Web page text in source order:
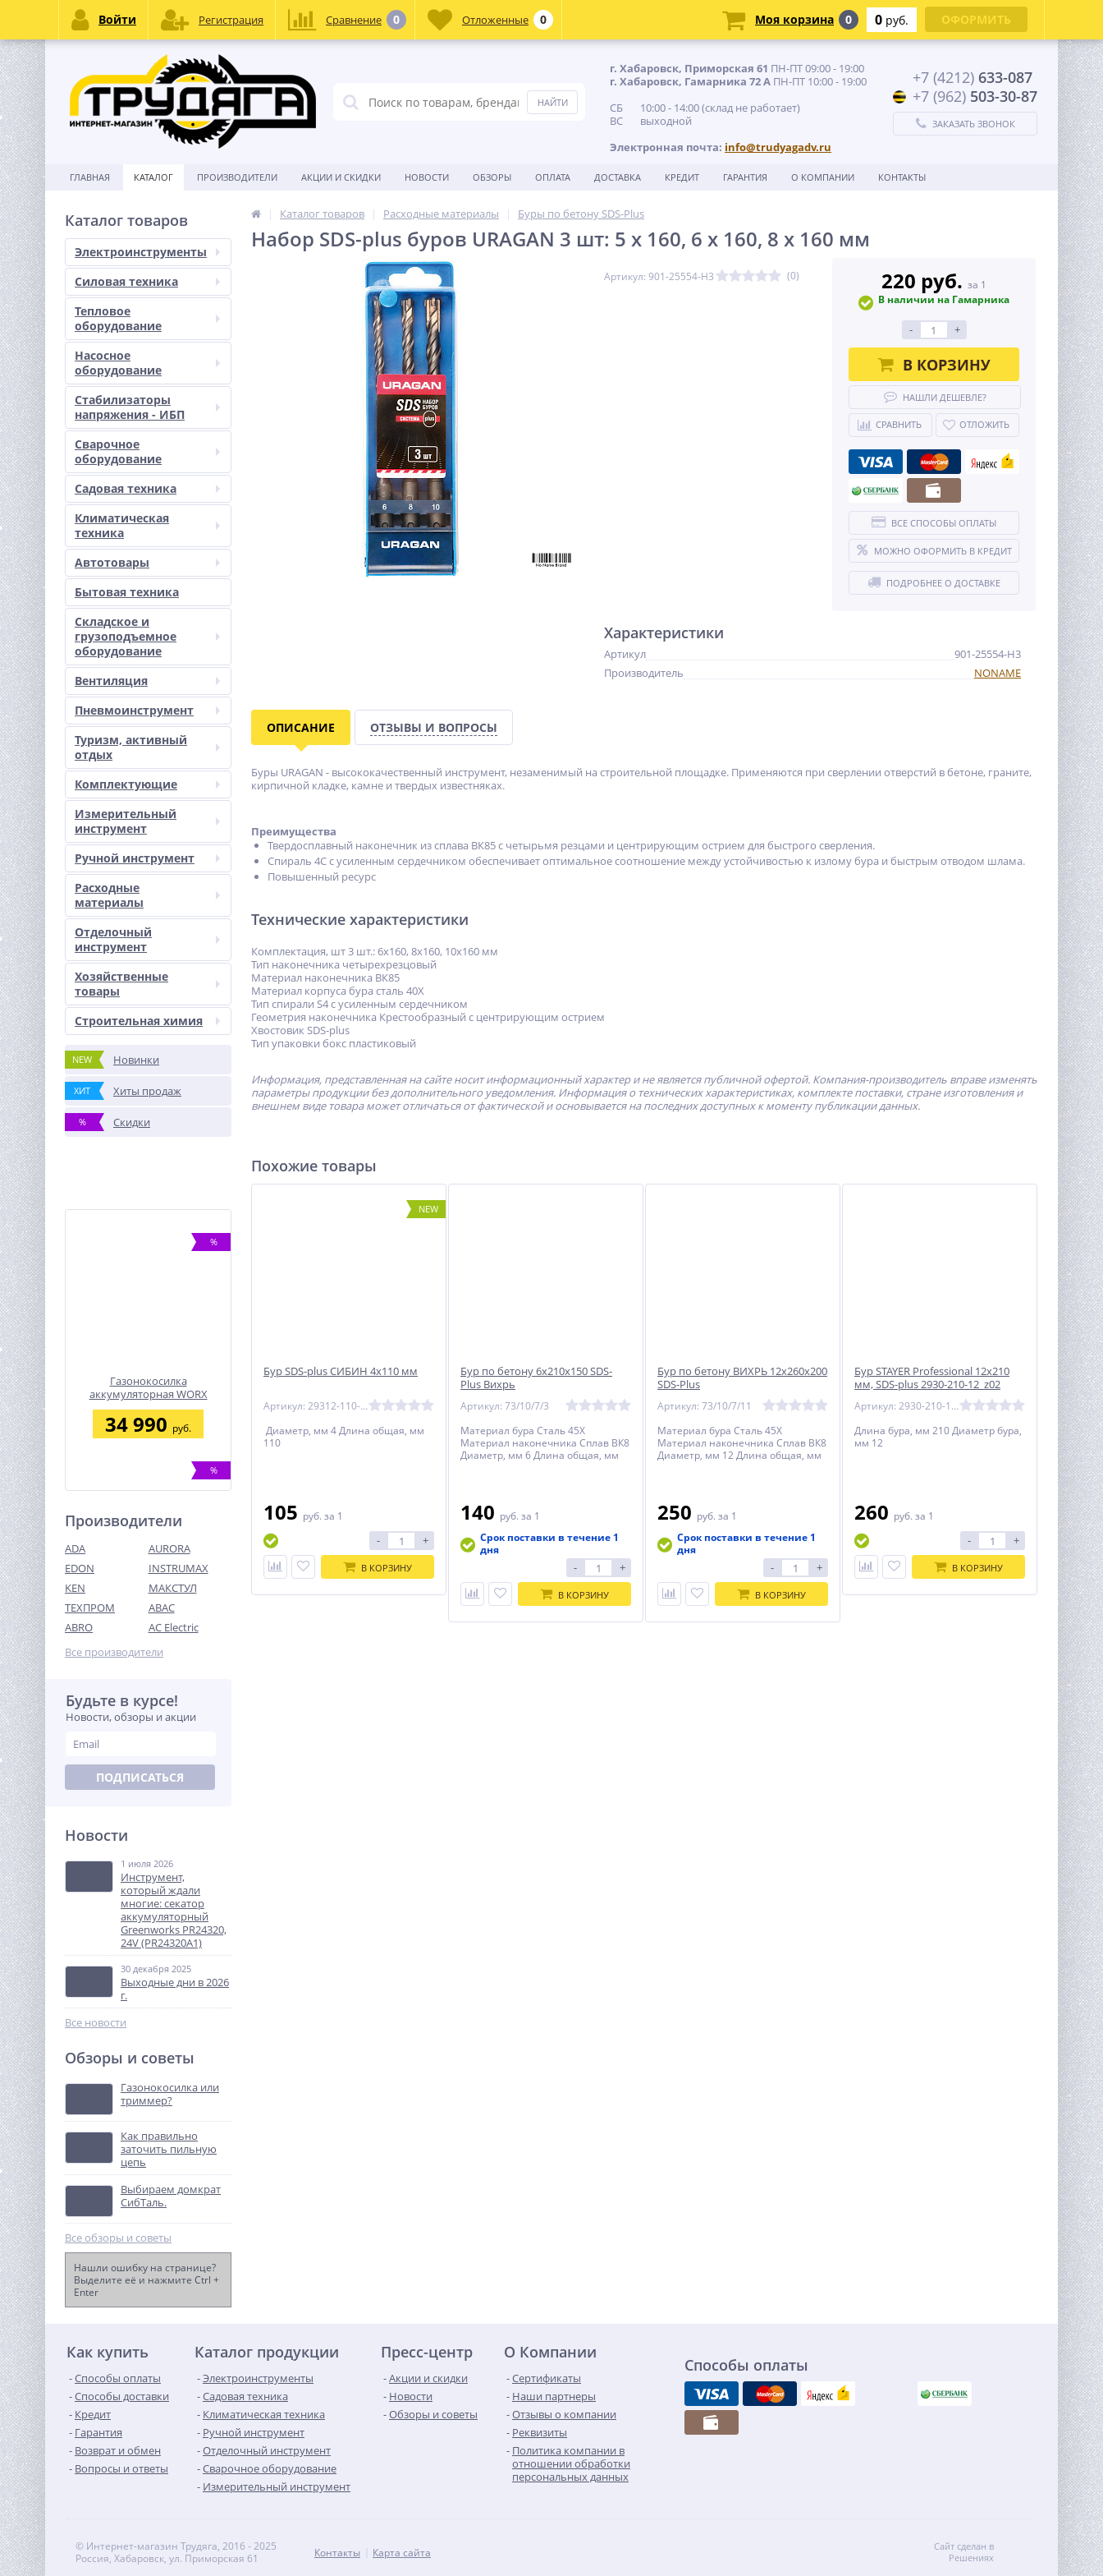
г. Хабаровск, Приморская 61 ПН-ПТ 09:00 - 19:00
г. Хабаровск, Гамарника 72 А ПН-ПТ 10:00 - 19:00
СБ 10:00 - 14:00 (склад не работает)
ВС выходной
Электронная почта: info@trudyagadv.ru
+7 (4212) 633-087
+7 (962) 503-30-87
ЗАКАЗАТЬ ЗВОНОК
ГЛАВНАЯ КАТАЛОГ ПРОИЗВОДИТЕЛИ АКЦИИ И СКИДКИ НОВОСТИ ОБЗОРЫ ОПЛАТА ДОСТАВКА КРЕДИТ ГАРАНТИЯ О КОМПАНИИ КОНТАКТЫ
Каталог товаров
Электроинструменты
Силовая техника
Тепловое
оборудование
Насосное
оборудование
Стабилизаторы
напряжения - ИБП
Сварочное
оборудование
Садовая техника
Климатическая
техника
Автотовары
Бытовая техника
Складское и
грузоподъемное
оборудование
Вентиляция
Пневмоинструмент
Туризм, активный
отдых
Комплектующие
Измерительный
инструмент
Ручной инструмент
Расходные
материалы
Отделочный
инструмент
Хозяйственные
товары
Строительная химия
NEW Новинки
ХИТ Хиты продаж
% Скидки
%
Газонокосилка
аккумуляторная WORX
WG743E, 40В, 40 см, 2*4,0
Ач, двойное ЗУ 2x2A
34 990 руб.
%
Высоторез/Сучкорез
электрический Greenworks
GPS7220, 720 Вт, 20 см
(20147)
8 490
Циркуляционный насос
2 990руб.
%
Пила сабельная акк.
24V, б/щет, 0-3000/мин, рез
115 мм дер.,1х2Ач,ЗУ
9 990
%
бензиновый DY6.5A Huter
Производители
ADA
AURORA
EDON
INSTRUMAX
KEN
МАКСТУЛ
ТЕХПРОМ
ABAC
ABRO
AC Electric
Все производители
Будьте в курсе!
Новости, обзоры и акции
ПОДПИСАТЬСЯ
Новости
1 июля 2026
Инструмент,
который ждали
многие: секатор
аккумуляторный
Greenworks PR24320,
24V (PR24320A1)
30 декабря 2025
Выходные дни в 2026
г.
Все новости
Обзоры и советы
Газонокосилка или
триммер?
Как правильно
заточить пильную
цепь
Выбираем домкрат
СибТаль.
Все обзоры и советы
Нашли ошибку на странице?
Выделите её и нажмите Ctrl +
Enter
Каталог товаров Расходные материалы Буры по бетону SDS-Plus
Набор SDS-plus буров URAGAN 3 шт: 5 х 160, 6 х 160, 8 х 160 мм
Артикул: 901-25554-H3 (0) 220 руб. за 1
В наличии на Гамарника
- +
В КОРЗИНУ
НАШЛИ ДЕШЕВЛЕ?
СРАВНИТЬ ОТЛОЖИТЬ
ВСЕ СПОСОБЫ ОПЛАТЫ
МОЖНО ОФОРМИТЬ В КРЕДИТ
ПОДРОБНЕЕ О ДОСТАВКЕ
Характеристики
Артикул
901-25554-H3
Производитель
NONAME
ОПИСАНИЕ ОТЗЫВЫ И ВОПРОСЫ
Буры URAGAN - высококачественный инструмент, незаменимый на строительной площадке. Применяются при сверлении отверстий в бетоне, граните,
кирпичной кладке, камне и твердых известняках.
Преимущества
Твердосплавный наконечник из сплава ВК85 с четырьмя резцами и центрирующим острием для быстрого сверления.
Спираль 4С с усиленным сердечником обеспечивает оптимальное соотношение между устойчивостью к излому бура и быстрым отводом шлама.
Повышенный ресурс
Технические характеристики
Комплектация, шт 3 шт.: 6х160, 8х160, 10х160 мм
Тип наконечника четырехрезцовый
Материал наконечника ВК85
Материал корпуса бура сталь 40Х
Тип спирали S4 с усиленным сердечником
Геометрия наконечника Крестообразный с центрирующим острием
Хвостовик SDS-plus
Тип упаковки бокс пластиковый
Информация, представленная на сайте носит информационный характер и не является публичной офертой. Компания-производитель вправе изменять
параметры продукции без дополнительного уведомления. Информация о технических характеристиках, комплекте поставки, стране изготовления и
внешнем виде товара может отличаться от фактической и основывается на последних доступных к моменту публикации данных.
Похожие товары
NEW
Бур SDS-plus СИБИН 4х110 мм
Артикул: 29312-110-04_z01
Диаметр, мм 4 Длина общая, мм
110
105 руб. за 1
- +
В КОРЗИНУ
Бур по бетону 6x210x150 SDS-
Plus Вихрь
Артикул: 73/10/7/3
Материал бура Сталь 45Х
Материал наконечника Сплав ВК8
Диаметр, мм 6 Длина общая, мм
140 руб. за 1
Срок поставки в течение 1
дня
- +
В КОРЗИНУ
Бур по бетону ВИХРЬ 12x260x200
SDS-Plus
Артикул: 73/10/7/11
Материал бура Сталь 45Х
Материал наконечника Сплав ВК8
Диаметр, мм 12 Длина общая, мм
250 руб. за 1
Срок поставки в течение 1
дня
- +
В КОРЗИНУ
Бур STAYER Professional 12x210
мм, SDS-plus 2930-210-12_z02
Артикул: 2930-210-12_z02
Длина бура, мм 210 Диаметр бура,
мм 12
260 руб. за 1
- +
В КОРЗИНУ
Как купить
Способы оплаты
Способы доставки
Кредит
Гарантия
Возврат и обмен
Вопросы и ответы
Каталог продукции
Электроинструменты
Садовая техника
Климатическая техника
Ручной инструмент
Отделочный инструмент
Сварочное оборудование
Измерительный инструмент
Пресс-центр
Акции и скидки
Новости
Обзоры и советы
О Компании
Сертификаты
Наши партнеры
Отзывы о компании
Реквизиты
Политика компании в
отношении обработки
персональных данных
Способы оплаты
© Интернет-магазин Трудяга, 2016 - 2025
Россия, Хабаровск, ул. Приморская 61
Контакты Карта сайта
Сайт сделан в
Решениях
Войти Регистрация Сравнение 0 Отложенные 0 Моя корзина 0 0 руб. ОФОРМИТЬ